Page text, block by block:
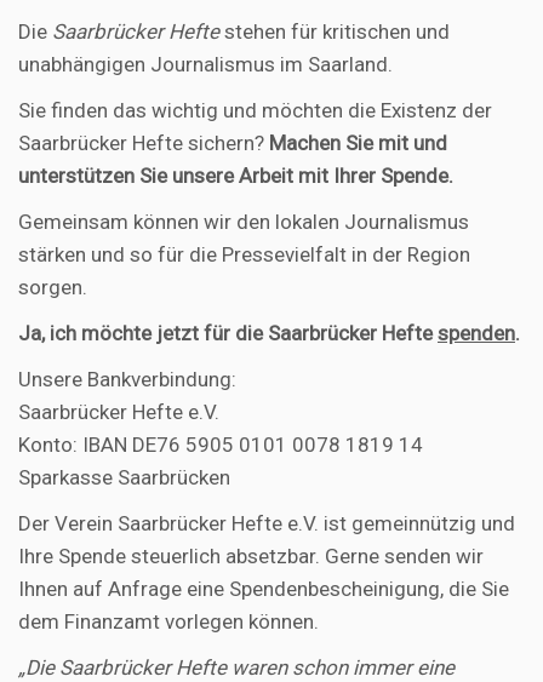
Die Saarbrücker Heftestehen für kritischen und
unabhängigen Journalismus im Saarland.
Sie finden das wichtig und möchten die Existenz der
Saarbrücker Hefte sichern? Machen Sie mit und
unterstützen Sie unsere Arbeit mit Ihrer Spende.
Gemeinsam können wir den lokalen Journalismus
stärken und so für die Pressevielfalt in der Region
sorgen.
Ja, ich möchte jetzt für die Saarbrücker Heftespenden.
Unsere Bankverbindung:
Saarbrücker Hefte e.V.
Konto: IBAN DE76 5905 0101 0078 1819 14
Sparkasse Saarbrücken
Der Verein Saarbrücker Hefte e.V. ist gemeinnützig und
Ihre Spende steuerlich absetzbar. Gerne senden wir
Ihnen auf Anfrage eine Spendenbescheinigung, die Sie
dem Finanzamt vorlegen können.
„Die Saarbrücker Hefte waren schon immer eine